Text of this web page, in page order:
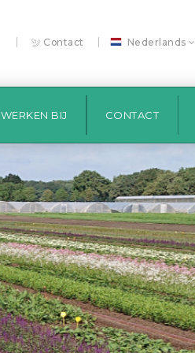
| Contact | Nederlands
WERKEN BIJ CONTACT